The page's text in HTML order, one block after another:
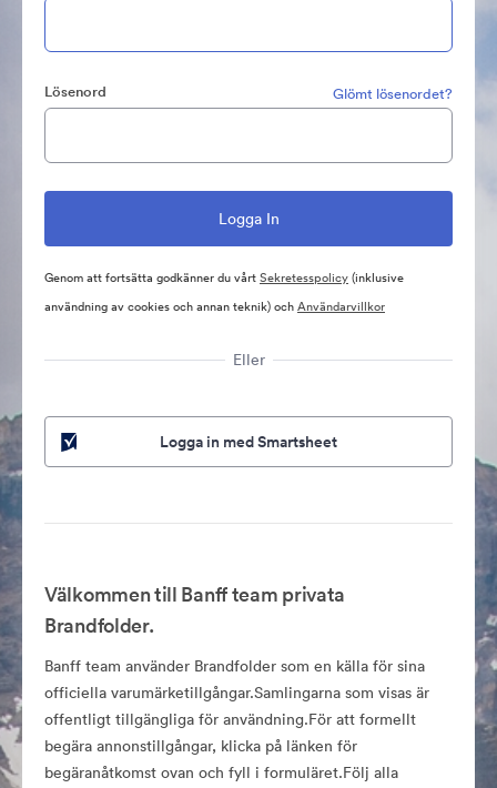
Lösenord Glömt lösenordet?
Genom att fortsätta godkänner du vårtSekretesspolicy(inklusive
användning av cookies och annan teknik) ochAnvändarvillkor
Eller
Logga in med Smartsheet
Välkommen till Banff team privata
Brandfolder.
Banff team använder Brandfolder som en källa för sina
officiella varumärketillgångar.Samlingarna som visas är
offentligt tillgängliga för användning.För att formellt
begära annonstillgångar, klicka på länken för
begäranåtkomst ovan och fyll i formuläret.Följ alla